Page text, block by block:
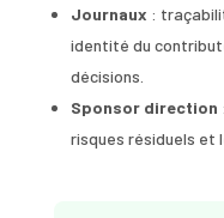
Journaux :
identité du
décisions.
Sponsor direction
risques résiduels et